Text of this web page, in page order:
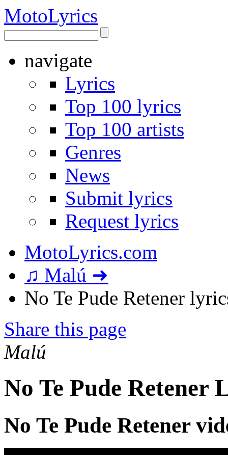
MotoLyrics
navigate
Lyrics
Top 100 lyrics
Top 100 artists
Genres
News
Submit lyrics
Request lyrics
MotoLyrics.com
♫ Malú ➜
No Te Pude Retener
Share this page
Malú
No Te Pude Retener
No Te Pude Retener